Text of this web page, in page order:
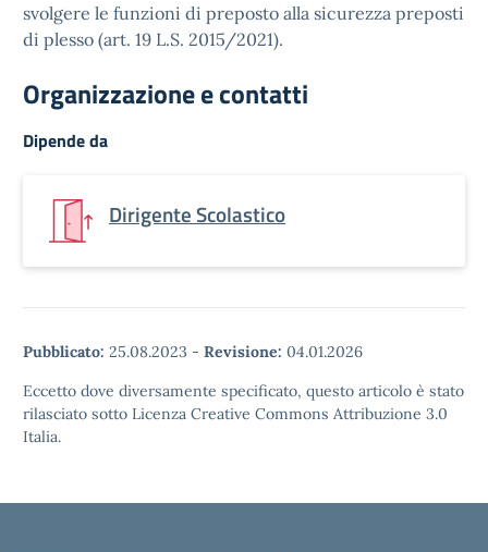
svolgere le funzioni di preposto alla sicurezza preposti
di plesso (art. 19 L.S. 2015/2021).
Organizzazione e contatti
Dipende da
Dirigente Scolastico
Pubblicato: 25.08.2023 - Revisione: 04.01.2026
Eccetto dove diversamente specificato, questo articolo è stato
rilasciato sotto Licenza Creative Commons Attribuzione 3.0
Italia.